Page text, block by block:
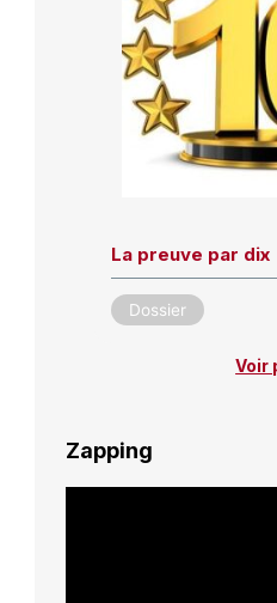
La preuve par dix
Dossier
Voir
Zapping